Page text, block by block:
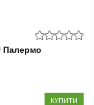
Палермо
КУПИТИ